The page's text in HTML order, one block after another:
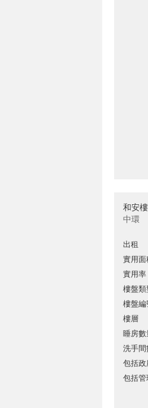
和安
中環
出租
實用面
實用率
樓盤類
樓盤編
樓層
睡房數
洗手間
包括政
包括管